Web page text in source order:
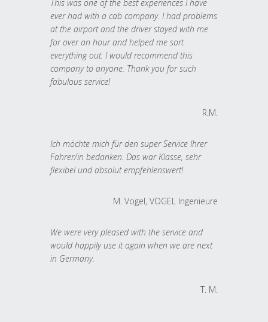
This was one of the best experiences I have
ever had with a cab company. I had problems
at the airport and the driver stayed with me
for over an hour and helped me sort
everything out. I would recommend this
company to anyone. Thank you for such
fabulous service!
R.M.
Ich möchte mich für den super Service Ihrer
Fahrer/in bedanken. Das war Klasse, sehr
flexibel und absolut empfehlenswert!
M. Vogel, VOGEL Ingenieure
We were very pleased with the service and
would happily use it again when we are next
in Germany.
T. M.